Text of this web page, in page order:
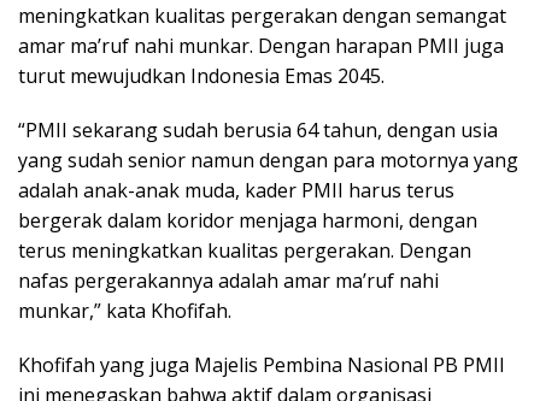
meningkatkan kualitas pergerakan dengan semangat
amar ma’ruf nahi munkar. Dengan harapan PMII juga
turut mewujudkan Indonesia Emas 2045.
“PMII sekarang sudah berusia 64 tahun, dengan usia
yang sudah senior namun dengan para motornya yang
adalah anak-anak muda, kader PMII harus terus
bergerak dalam koridor menjaga harmoni, dengan
terus meningkatkan kualitas pergerakan. Dengan
nafas pergerakannya adalah amar ma’ruf nahi
munkar,” kata Khofifah.
Khofifah yang juga Majelis Pembina Nasional PB PMII
ini menegaskan bahwa aktif dalam organisasi